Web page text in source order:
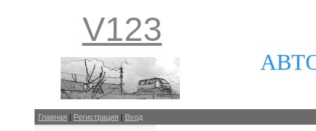
V123
Главная | Регистрация | Вход